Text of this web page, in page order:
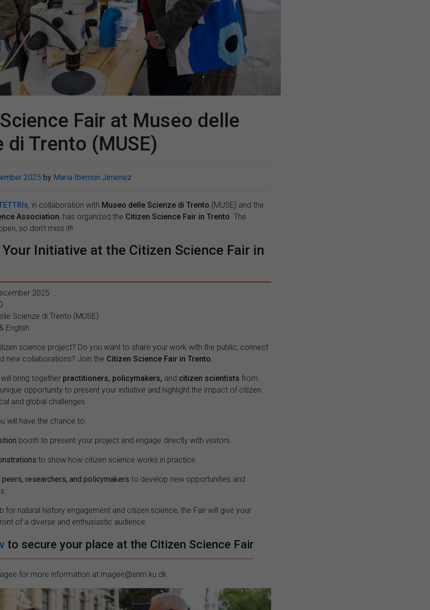
Fair at Museo delle
di Trento (MUSE)
2025 by Maria Ibernon Jimenez
, in collaboration with Museo delle Scienze di Trento (MUSE) and the
Association, has organized the Citizen Science Fair in Trento. The
so don’t miss it!!
Initiative at the Citizen Science Fair in
2025
Scienze di Trento (MUSE)
English
science project? Do you want to share your work with the public, connect
new collaborations? Join the Citizen Science Fair in Trento.
bring together practitioners, policymakers, and citizen scientists from
opportunity to present your initiative and highlight the impact of citizen
and global challenges.
will have the chance to:
booth to present your project and engage directly with visitors.
to show how citizen science works in practice.
peers, researchers, and policymakers to develop new opportunities and
for natural history engagement and citizen science, the Fair will give your
of a diverse and enthusiastic audience.
to secure your place at the Citizen Science Fair
for more information at magee@snm.ku.dk